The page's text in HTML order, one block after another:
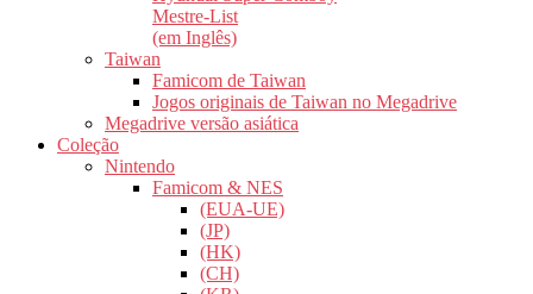
Mestre-List
(em Inglês)
Taiwan
Famicom de Taiwan
Jogos originais de Taiwan no Megadrive
Megadrive versão asiática
Coleção
Nintendo
Famicom & NES
(EUA-UE)
(JP)
(HK)
(CH)